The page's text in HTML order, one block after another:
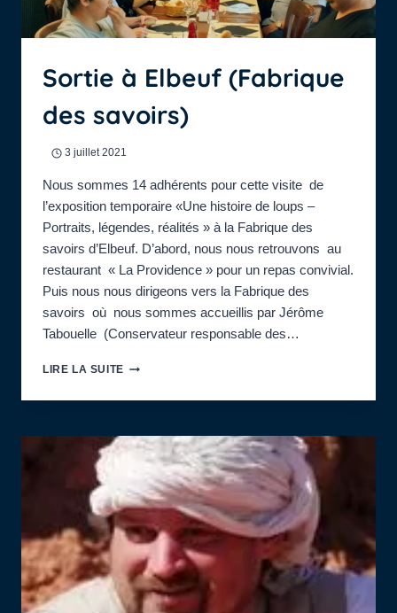
Sortie à Elbeuf (Fabrique
des savoirs)
3 juillet 2021
Nous sommes 14 adhérents pour cette visite de
l’exposition temporaire «Une histoire de loups –
Portraits, légendes, réalités » à la Fabrique des
savoirs d’Elbeuf. D’abord, nous nous retrouvons au
restaurant « La Providence » pour un repas convivial.
Puis nous nous dirigeons vers la Fabrique des
savoirs où nous sommes accueillis par Jérôme
Tabouelle (Conservateur responsable des…
LIRE LA SUITESORTIE
ELBEUF
SAVOIRS)